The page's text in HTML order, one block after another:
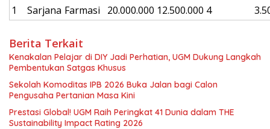
1
Sarjana Farmasi 20.000.000 12.500.000 4
Berita Terkait
Kenakalan Pelajar di DIY Jadi Perhatian, UGM Dukung Langkah
Pembentukan Satgas Khusus
Sekolah Komoditas IPB 2026 Buka Jalan bagi Calon
Pengusaha Pertanian Masa Kini
Prestasi Global! UGM Raih Peringkat 41 Dunia dalam THE
Sustainability Impact Rating 2026